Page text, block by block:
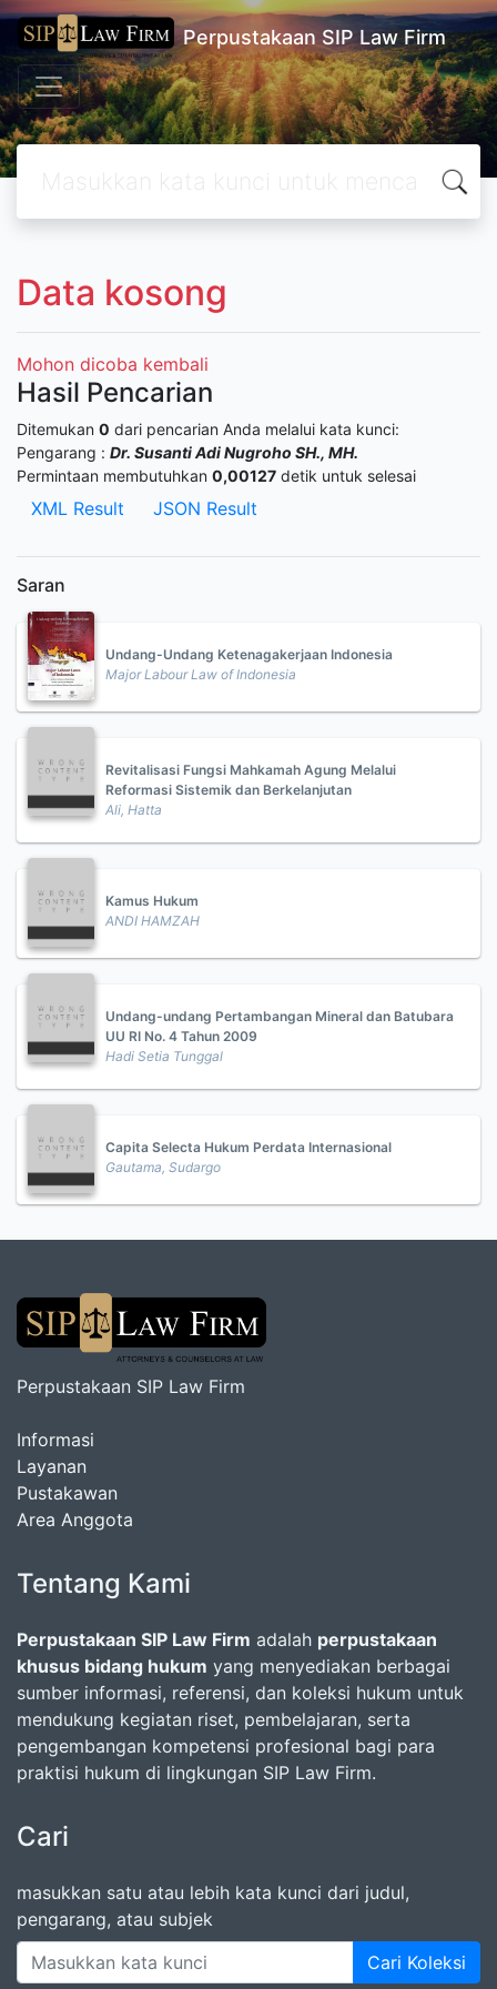
Perpustakaan SIP Law Firm
Data kosong
Mohon dicoba kembali
Hasil Pencarian
Ditemukan 0 dari pencarian Anda melalui kata kunci:
Pengarang : Dr. Susanti Adi Nugroho SH., MH.
Permintaan membutuhkan 0,00127 detik untuk selesai
XML Result JSON Result
Saran
Undang-Undang Ketenagakerjaan Indonesia
Major Labour Law of Indonesia
Revitalisasi Fungsi Mahkamah Agung Melalui
Reformasi Sistemik dan Berkelanjutan
Ali, Hatta
Kamus Hukum
ANDI HAMZAH
Undang-undang Pertambangan Mineral dan Batubara
UU RI No. 4 Tahun 2009
Hadi Setia Tunggal
Capita Selecta Hukum Perdata Internasional
Gautama, Sudargo
Perpustakaan SIP Law Firm
Informasi
Layanan
Pustakawan
Area Anggota
Tentang Kami
Perpustakaan SIP Law Firm adalah perpustakaan
khusus bidang hukum yang menyediakan berbagai
sumber informasi, referensi, dan koleksi hukum untuk
mendukung kegiatan riset, pembelajaran, serta
pengembangan kompetensi profesional bagi para
praktisi hukum di lingkungan SIP Law Firm.
Cari
masukkan satu atau lebih kata kunci dari judul,
pengarang, atau subjek
Cari Koleksi